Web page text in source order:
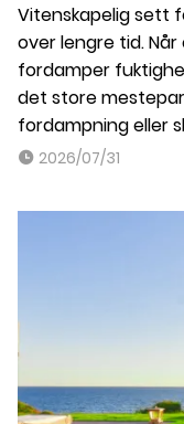
Vitenskapelig sett
over lengre tid.
fordamper
det store
fordampning eller
2026/07/31